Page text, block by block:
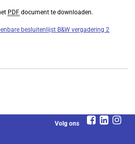
PDF document te downloaden.
besluitenlijst B&W vergadering 2
Volg ons